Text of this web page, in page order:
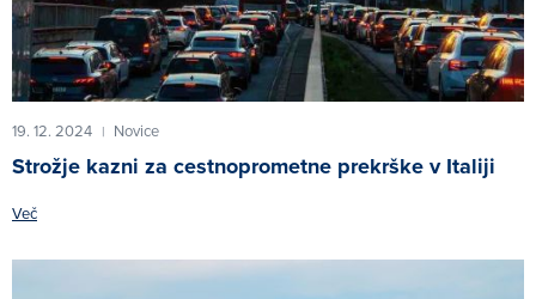
19. 12. 2024 | Novice
Strožje kazni za cestnoprometne prekrške v Italiji
Več